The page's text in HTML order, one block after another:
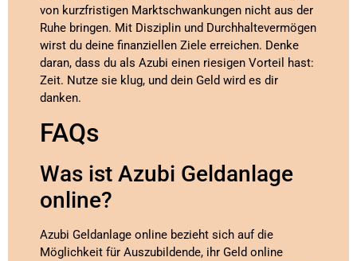
von kurzfristigen Marktschwankungen nicht aus der
Ruhe bringen. Mit Disziplin und Durchhaltevermögen
wirst du deine finanziellen Ziele erreichen. Denke
daran, dass du als Azubi einen riesigen Vorteil hast:
Zeit. Nutze sie klug, und dein Geld wird es dir
danken.
FAQs
Was ist Azubi Geldanlage
online?
Azubi Geldanlage online bezieht sich auf die
Möglichkeit für Auszubildende, ihr Geld online